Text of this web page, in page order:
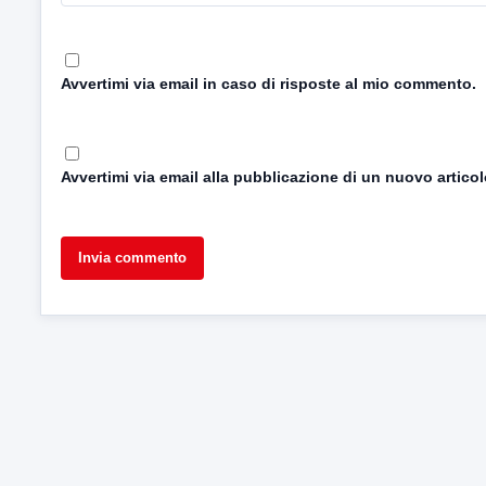
Avvertimi via email in caso di risposte al mio commento.
Avvertimi via email alla pubblicazione di un nuovo